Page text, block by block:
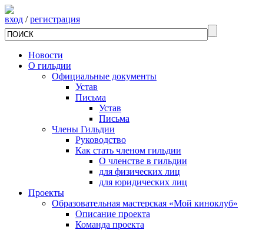
вход /регистрация
Новости
О гильдии
Официальные документы
Устав
Письма
Устав
Письма
Члены Гильдии
Руководство
Как стать членом гильдии
О членстве в гильдии
для физических лиц
для юридических лиц
Проекты
Образовательная мастерская «Мой киноклуб»
Описание проекта
Команда проекта